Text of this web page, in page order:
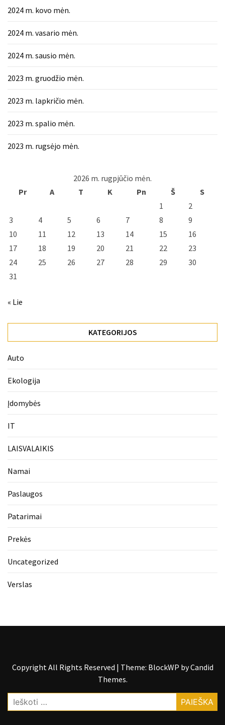
2024 m. kovo mėn.
2024 m. vasario mėn.
2024 m. sausio mėn.
2023 m. gruodžio mėn.
2023 m. lapkričio mėn.
2023 m. spalio mėn.
2023 m. rugsėjo mėn.
2026 m. rugpjūčio mėn.
Pr
A T K Pn Š
S
1
2
3
4 5 6 7 8
9
10
11 12 13 14 15
16
17
18 19 20 21 22
23
24
25 26 27 28 29
30
31
« Lie
KATEGORIJOS
Auto
Ekologija
Įdomybės
IT
LAISVALAIKIS
Namai
Paslaugos
Patarimai
Prekės
Uncategorized
Verslas
Copyright All Rights Reserved | Theme: BlockWP byCandid
Themes.
Ieškoti: